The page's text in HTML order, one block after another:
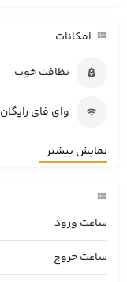
امکانات
نظافت خوب
وای فای رایگان
نمایش بیشتر
ساعت ورود
ساعت خروج